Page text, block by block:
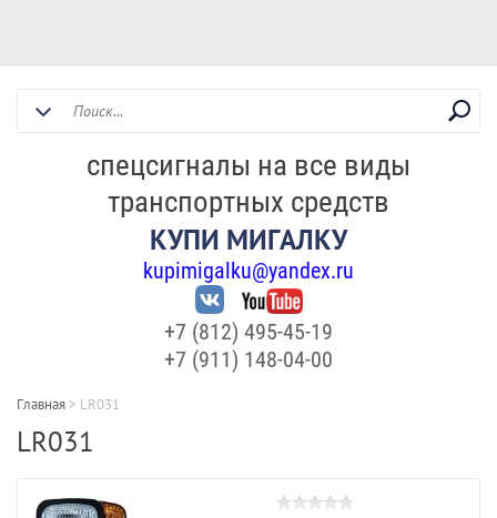
спецсигналы на все виды
транспортных средств
КУПИ МИГАЛКУ
kupimigalku@yandex.ru
+7 (812) 495-45-19
+7 (911) 148-04-00
Главная > LR031
LR031